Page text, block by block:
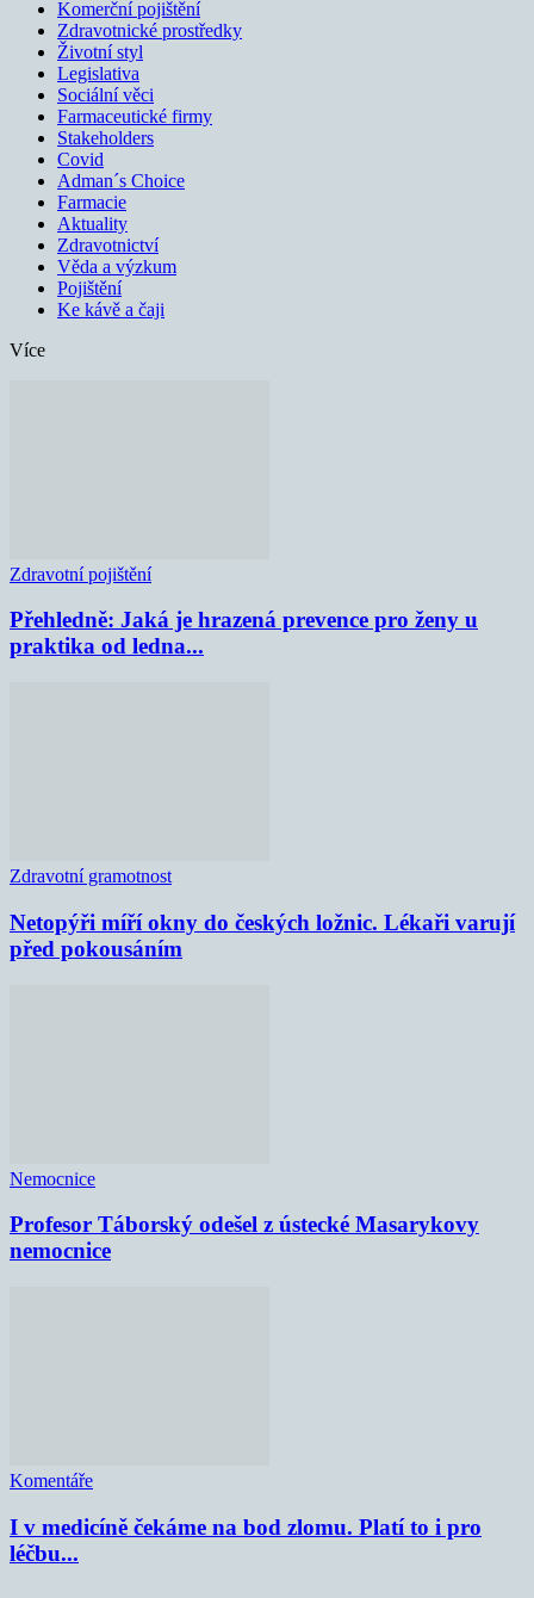
Komerční pojištění
Zdravotnické prostředky
Životní styl
Legislativa
Sociální věci
Farmaceutické firmy
Stakeholders
Covid
Adman´s Choice
Farmacie
Aktuality
Zdravotnictví
Věda a výzkum
Pojištění
Ke kávě a čaji
Více
Zdravotní pojištění
Přehledně: Jaká je hrazená prevence pro ženy u
praktika od ledna...
Zdravotní gramotnost
Netopýři míří okny do českých ložnic. Lékaři varují
před pokousáním
Nemocnice
Profesor Táborský odešel z ústecké Masarykovy
nemocnice
Komentáře
I v medicíně čekáme na bod zlomu. Platí to i pro
léčbu...